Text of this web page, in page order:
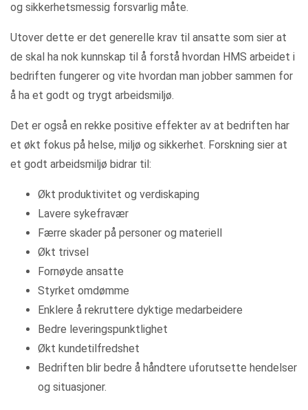
og sikkerhetsmessig forsvarlig måte.
Utover dette er det generelle krav til ansatte som sier at
de skal ha nok kunnskap til å forstå hvordan HMS arbeidet i
bedriften fungerer og vite hvordan man jobber sammen for
å ha et godt og trygt arbeidsmiljø.
Det er også en rekke positive effekter av at bedriften har
et økt fokus på helse, miljø og sikkerhet. Forskning sier at
et godt arbeidsmiljø bidrar til:
Økt produktivitet og verdiskaping
Lavere sykefravær
Færre skader på personer og materiell
Økt trivsel
Fornøyde ansatte
Styrket omdømme
Enklere å rekruttere dyktige medarbeidere
Bedre leveringspunktlighet
Økt kundetilfredshet
Bedriften blir bedre å håndtere uforutsette hendelser
og situasjoner.